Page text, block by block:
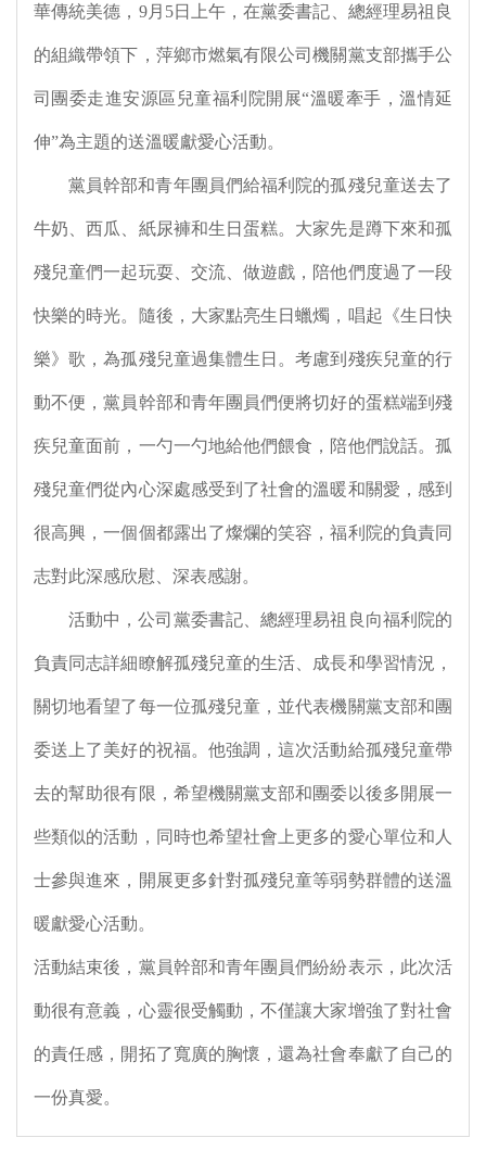
華傳統美德，9月5日上午，在黨委書記、總經理易祖良
的組織帶領下，萍鄉市燃氣有限公司機關黨支部攜手公
司團委走進安源區兒童福利院開展“溫暖牽手，溫情延
伸”為主題的送溫暖獻愛心活動。
黨員幹部和青年團員們給福利院的孤殘兒童送去了
牛奶、西瓜、紙尿褲和生日蛋糕。大家先是蹲下來和孤
殘兒童們一起玩耍、交流、做遊戲，陪他們度過了一段
快樂的時光。隨後，大家點亮生日蠟燭，唱起《生日快
樂》歌，為孤殘兒童過集體生日。考慮到殘疾兒童的行
動不便，黨員幹部和青年團員們便將切好的蛋糕端到殘
疾兒童面前，一勺一勺地給他們餵食，陪他們說話。孤
殘兒童們從內心深處感受到了社會的溫暖和關愛，感到
很高興，一個個都露出了燦爛的笑容，福利院的負責同
志對此深感欣慰、深表感謝。
活動中，公司黨委書記、總經理易祖良向福利院的
負責同志詳細瞭解孤殘兒童的生活、成長和學習情況，
關切地看望了每一位孤殘兒童，並代表機關黨支部和團
委送上了美好的祝福。他強調，這次活動給孤殘兒童帶
去的幫助很有限，希望機關黨支部和團委以後多開展一
些類似的活動，同時也希望社會上更多的愛心單位和人
士參與進來，開展更多針對孤殘兒童等弱勢群體的送溫
暖獻愛心活動。
活動結束後，黨員幹部和青年團員們紛紛表示，此次活
動很有意義，心靈很受觸動，不僅讓大家增強了對社會
的責任感，開拓了寬廣的胸懷，還為社會奉獻了自己的
一份真愛。